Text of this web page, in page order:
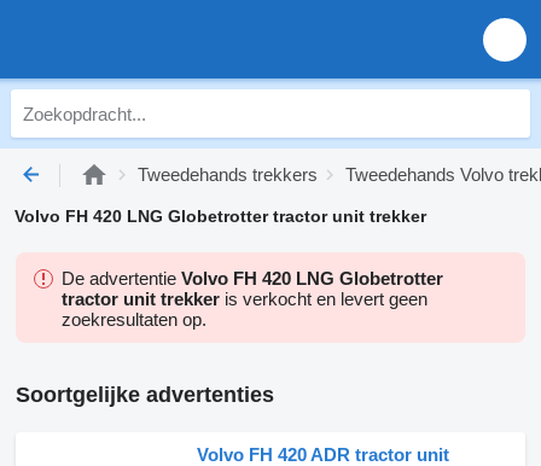
Tweedehands trekkers Tweedehands Volvo
Volvo FH 420 LNG Globetrotter tractor unit trekker
De advertentie Volvo FH 420 LNG Globetrotter
tractor unit trekker is verkocht en levert geen
zoekresultaten op.
Soortgelijke advertenties
Volvo FH 420 ADR tractor unit